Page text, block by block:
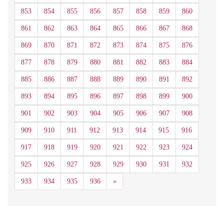
853 854 855 856 857 858 859 860
861 862 863 864 865 866 867 868
869 870 871 872 873 874 875 876
877 878 879 880 881 882 883 884
885 886 887 888 889 890 891 892
893 894 895 896 897 898 899 900
901 902 903 904 905 906 907 908
909 910 911 912 913 914 915 916
917 918 919 920 921 922 923 924
925 926 927 928 929 930 931 932
933 934 935 936 »Siguiente